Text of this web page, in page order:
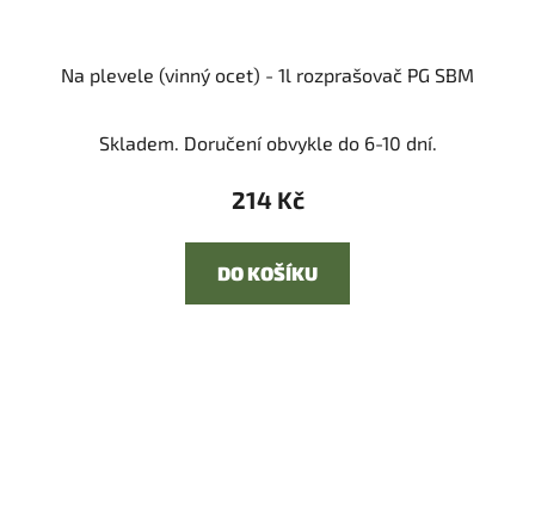
Na plevele (vinný ocet) - 1l rozprašovač PG SBM
Skladem. Doručení obvykle do 6-10 dní.
214 Kč
DO KOŠÍKU